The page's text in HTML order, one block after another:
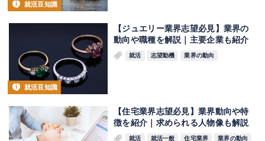
就活豆知識
就活豆知識
【ジュエリー業界志望必見】業界の
動向や職種を解説｜主要企業も紹介
就活 志望動機 業界の動向
【住宅業界志望必見】業界動向や特
徴を紹介｜求められる人物像も解説
就活 就活一般 住宅業界 業界の動向